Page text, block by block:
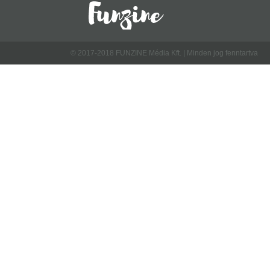
© 2017-2018 FUNZINE Média Kft. | Minden jog fenntartva